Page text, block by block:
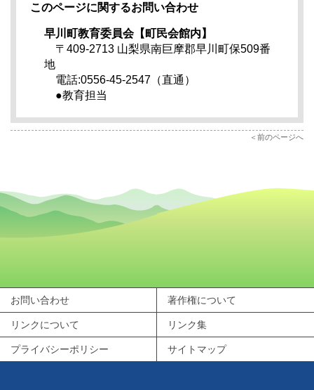
このページに関するお問い合わせ
早川町教育委員会【町民会館内】
〒409-2713 山梨県南巨摩郡早川町保509番
地
電話:0556-45-2547（直通）
●教育担当
前のページへ
お問い合わせ 著作権について
リンクについて リンク集
プライバシーポリシー サイトマップ